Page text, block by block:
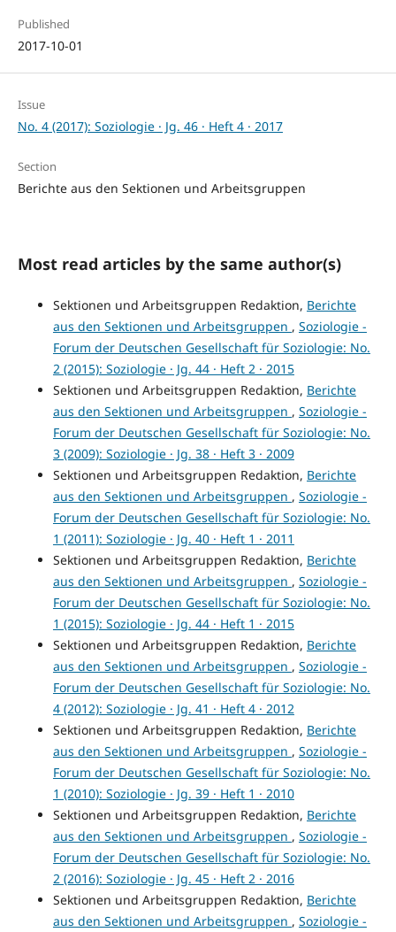
Published
2017-10-01
Issue
No. 4 (2017): Soziologie · Jg. 46 · Heft 4 · 2017
Section
Berichte aus den Sektionen und Arbeitsgruppen
Most read articles by the same author(s)
Sektionen und Arbeitsgruppen Redaktion, Berichte
aus den Sektionen und Arbeitsgruppen , Soziologie -
Forum der Deutschen Gesellschaft für Soziologie: No.
2 (2015): Soziologie · Jg. 44 · Heft 2 · 2015
Sektionen und Arbeitsgruppen Redaktion, Berichte
aus den Sektionen und Arbeitsgruppen , Soziologie -
Forum der Deutschen Gesellschaft für Soziologie: No.
3 (2009): Soziologie · Jg. 38 · Heft 3 · 2009
Sektionen und Arbeitsgruppen Redaktion, Berichte
aus den Sektionen und Arbeitsgruppen , Soziologie -
Forum der Deutschen Gesellschaft für Soziologie: No.
1 (2011): Soziologie · Jg. 40 · Heft 1 · 2011
Sektionen und Arbeitsgruppen Redaktion, Berichte
aus den Sektionen und Arbeitsgruppen , Soziologie -
Forum der Deutschen Gesellschaft für Soziologie: No.
1 (2015): Soziologie · Jg. 44 · Heft 1 · 2015
Sektionen und Arbeitsgruppen Redaktion, Berichte
aus den Sektionen und Arbeitsgruppen , Soziologie -
Forum der Deutschen Gesellschaft für Soziologie: No.
4 (2012): Soziologie · Jg. 41 · Heft 4 · 2012
Sektionen und Arbeitsgruppen Redaktion, Berichte
aus den Sektionen und Arbeitsgruppen , Soziologie -
Forum der Deutschen Gesellschaft für Soziologie: No.
1 (2010): Soziologie · Jg. 39 · Heft 1 · 2010
Sektionen und Arbeitsgruppen Redaktion, Berichte
aus den Sektionen und Arbeitsgruppen , Soziologie -
Forum der Deutschen Gesellschaft für Soziologie: No.
2 (2016): Soziologie · Jg. 45 · Heft 2 · 2016
Sektionen und Arbeitsgruppen Redaktion, Berichte
aus den Sektionen und Arbeitsgruppen , Soziologie -